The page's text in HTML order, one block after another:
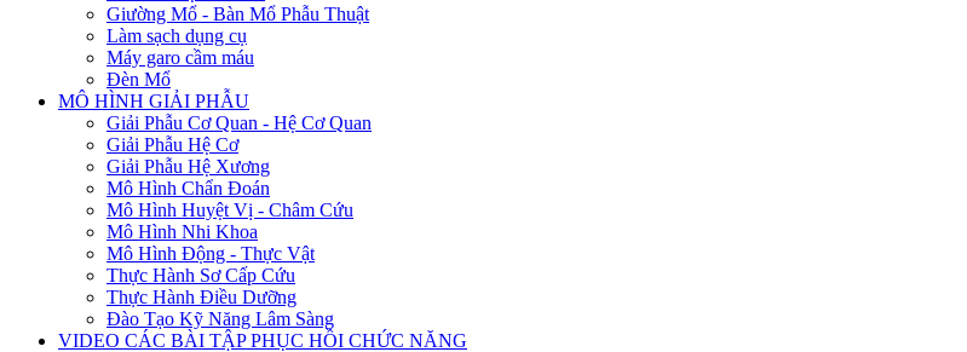
Giường Mổ - Bàn Mổ Phẫu Thuật
Làm sạch dụng cụ
Máy garo cầm máu
Đèn Mổ
MÔ HÌNH GIẢI PHẪU
Giải Phẫu Cơ Quan - Hệ Cơ Quan
Giải Phẫu Hệ Cơ
Giải Phẫu Hệ Xương
Mô Hình Chẩn Đoán
Mô Hình Huyệt Vị - Châm Cứu
Mô Hình Nhi Khoa
Mô Hình Động - Thực Vật
Thực Hành Sơ Cấp Cứu
Thực Hành Điều Dưỡng
Đào Tạo Kỹ Năng Lâm Sàng
VIDEO CÁC BÀI TẬP PHỤC HỒI CHỨC NĂNG